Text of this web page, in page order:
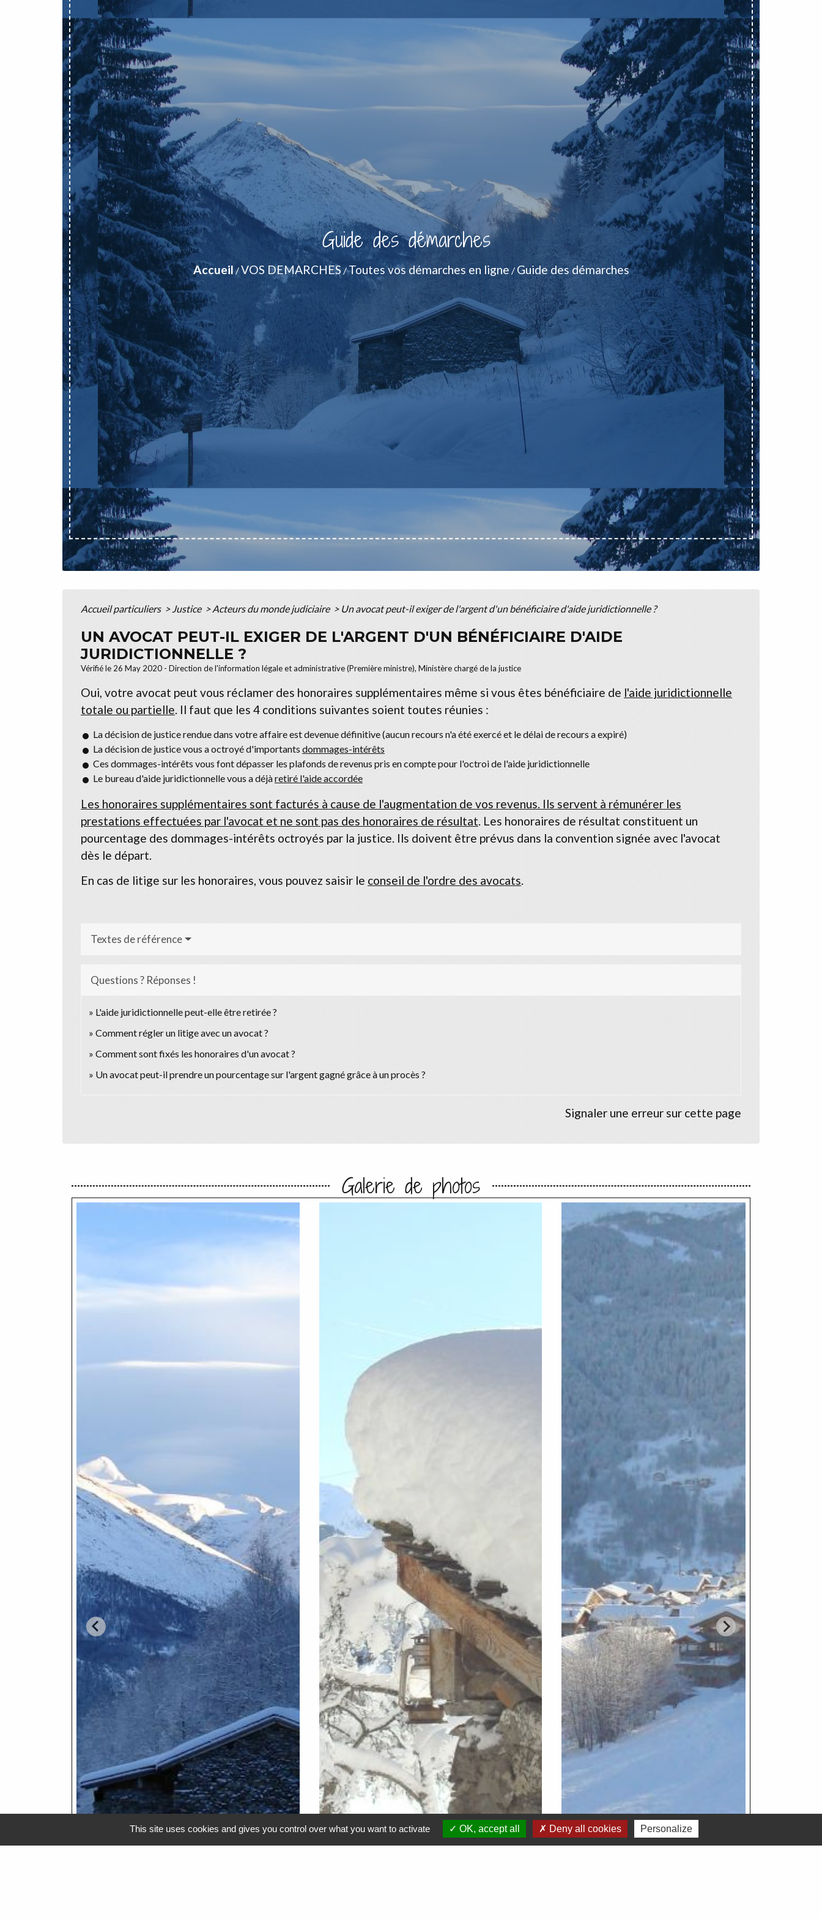
Guide des démarches
Accueil/VOS DEMARCHES /Toutes vos démarches en ligne / Guide des démarches
Accueil particuliers > Justice > Acteurs du monde judiciaire > Un avocat peut-il exiger de l'argent d'un bénéficiaire d'aide juridictionnelle ?
UN AVOCAT PEUT-IL EXIGER DE L'ARGENT D'UN BÉNÉFICIAIRE D'AIDE
JURIDICTIONNELLE ?
Vérifié le 26 May 2020 - Direction de l'information légale et administrative (Première ministre), Ministère chargé de la justice
Oui, votre avocat peut vous réclamer des honoraires supplémentaires même si vous êtes bénéficiaire de l'aide juridictionnelle
totale ou partielle. Il faut que les 4 conditions suivantes soient toutes réunies :
La décision de justice rendue dans votre affaire est devenue définitive (aucun recours n'a été exercé et le délai de recours a expiré)
La décision de justice vous a octroyé d'importants dommages-intérêts
Ces dommages-intérêts vous font dépasser les plafonds de revenus pris en compte pour l'octroi de l'aide juridictionnelle
Le bureau d'aide juridictionnelle vous a déjàretiré l'aide accordée
Les honoraires supplémentaires sont facturés à cause de l'augmentation de vos revenus. Ils servent à rémunérer les
prestations effectuées par l'avocat et ne sont pas des honoraires de résultat. Les honoraires de résultat constituent un
pourcentage des dommages-intérêts octroyés par la justice. Ils doivent être prévus dans la convention signée avec l'avocat
dès le départ.
En cas de litige sur les honoraires, vous pouvez saisir le conseil de l'ordre des avocats.
Textes de référence
Questions ? Réponses !
L'aide juridictionnelle peut-elle être retirée ?
Comment régler un litige avec un avocat ?
Comment sont fixés les honoraires d'un avocat ?
Un avocat peut-il prendre un pourcentage sur l'argent gagné grâce à un procès ?
Signaler une erreur sur cette page
Galerie de photos
This site uses cookies and gives you control over what you want to activate OK, accept all Deny all cookies Personalize